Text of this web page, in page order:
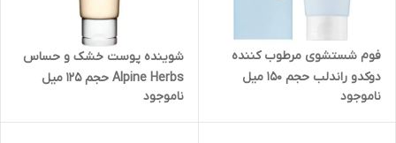
فوم شستشوی مرطوب کننده
دوکدو راندلب حجم 150 میل
ناموجود
شوینده پوست خشک و حساس
Alpine Herbs حجم 125 میل
ناموجود